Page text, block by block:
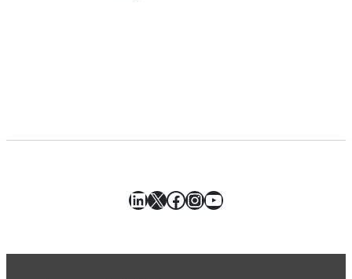
LinkedIn
X Facebook
Instagram
YouTube